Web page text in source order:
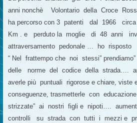
anni nonchè Volontario della Croce
ha percorso con 3 patenti dal 1966
Km . e perduto la moglie di 48 anni
attraversamento pedonale … ho risposto
“ Nel frattempo che noi stessi”
delle norme del codice della strada….
averle più puntuali rigorose e chiare, viste
conseguenze, trasmetterle con
strizzate” ai nostri figli e nipoti….
controlli su strada con tutti i mezzi e